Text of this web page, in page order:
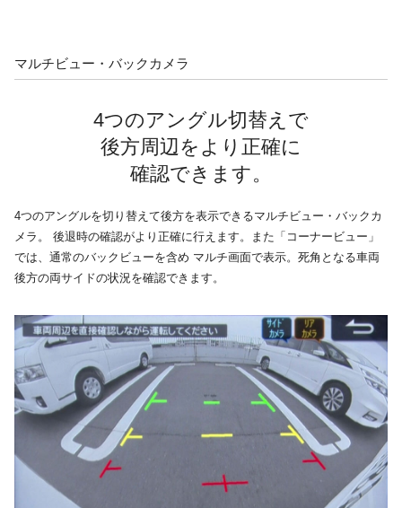
マルチビュー・バックカメラ
4つのアングル切替えで
後方周辺を より正確に
確認できます。
4つのアングルを切り替えて後方を表示できるマルチビュー・バックカ
メラ。 後退時の確認がより正確に行えます。また「コーナービュー」
では、通常のバックビューを含め マルチ画面で表示。死角となる車両
後方の両サイドの状況を確認できます。